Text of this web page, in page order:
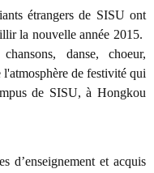
étrangers de SISU ont
la nouvelle année 2015.
danse, choeur,
de festivité qui
de SISU, à Hongkou
d’enseignement et acquis